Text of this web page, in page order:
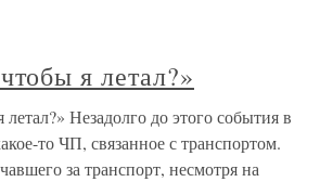
я летал?»
Незадолго до этого события в
то ЧП, связанное с транспортом.
за транспорт, несмотря на